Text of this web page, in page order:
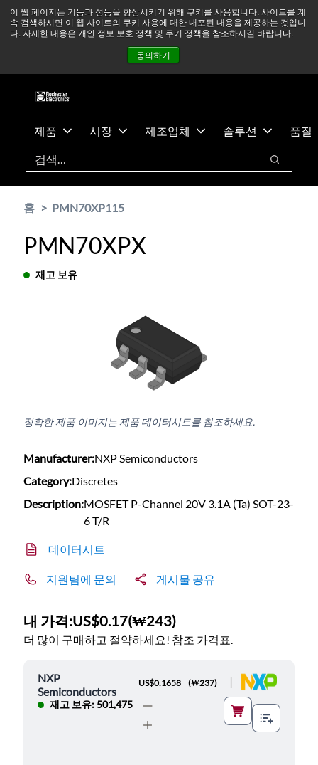
이 웹 페이지는 기능과 성능을 향상시키기 위해 쿠키를 사용합니다. 사이트를 계
속 검색하시면 이 웹 사이트의 쿠키 사용에 대한 내포된 내용을 제공하는 것입니
다. 자세한 내용은 개인 정보 보호 정책 및 쿠키 정책을 참조하시길 바랍니다.
동의하기
츠
건
중동 지역 상황을 지속적으로 주시하고 있으며, 모든 서비스는
정상적으로 운영되고 있습니다. 더 읽어보기 →
뉴스
문의하기
제품 시장 제조업체 솔루션
품질
검색
검색
홈 PMN70XP115
PMN70XPX
재고 보유
정확한 제품 이미지는 제품 데이터시트를 참조하세요.
Manufacturer:NXP Semiconductors
Category:Discretes
Description:MOSFET P-Channel 20V 3.1A (Ta) SOT-23-
6 T/R
데이터시트
지원팀에 문의 게시물 공유
내 가격:US$0.17(₩243)
더 많이 구매하고 절약하세요! 참조 가격표.
NXP
Semiconductors
재고 보유: 501,475
US$0.1658 (₩237)